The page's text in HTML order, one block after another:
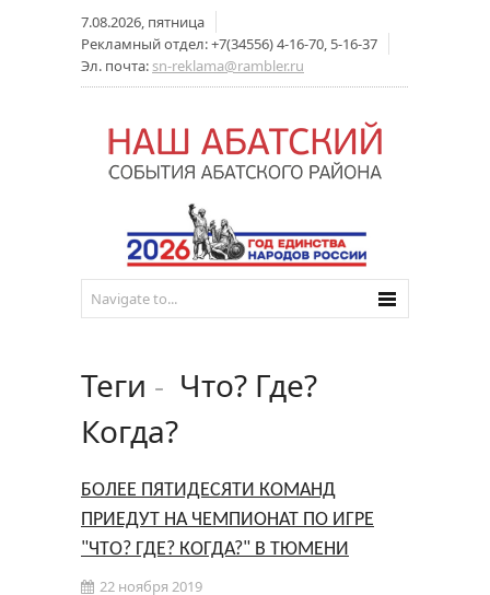
7.08.2026, пятница
Рекламный отдел: +7(34556) 4-16-70, 5-16-37
Эл. почта: sn-reklama@rambler.ru
Теги - Что? Где?
Когда?
БОЛЕЕ ПЯТИДЕСЯТИ КОМАНД
ПРИЕДУТ НА ЧЕМПИОНАТ ПО ИГРЕ
"ЧТО? ГДЕ? КОГДА?" В ТЮМЕНИ
22 ноября 2019